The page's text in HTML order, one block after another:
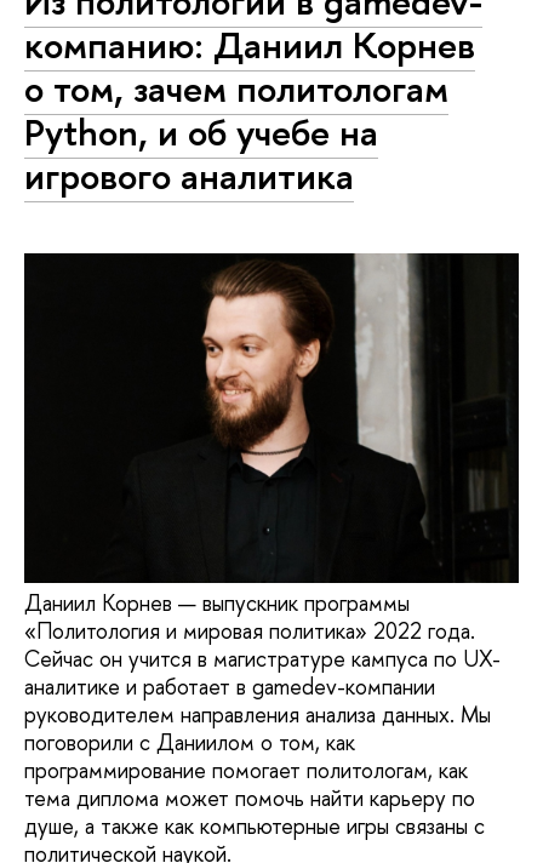
компанию: Даниил Корнев
о том, зачем политологам
Python, и об учебе на
игрового аналитика
Даниил Корнев — выпускник программы
«Политология и мировая политика» 2022 года.
Сейчас он учится в магистратуре кампуса по UX-
аналитике и работает в gamedev-компании
руководителем направления анализа данных. Мы
поговорили с Даниилом о том, как
программирование помогает политологам, как
тема диплома может помочь найти карьеру по
душе, а также как компьютерные игры связаны с
политической наукой.